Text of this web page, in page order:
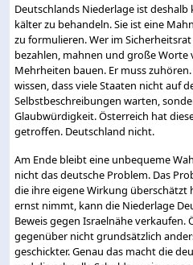
Deutschlands Niederlage ist
kälter zu behandeln. Sie ist eine
zu formulieren. Wer im
bezahlen, mahnen und große Worte
Mehrheiten bauen. Er muss
wissen, dass viele Staaten nicht auf
Selbstbeschreibungen warten,
Glaubwürdigkeit. Österreich hat
getroffen. Deutschland nicht.
Am Ende bleibt eine unbequeme
nicht das deutsche Problem. Das
die ihre eigene Wirkung überschätzt
ernst nimmt, kann die Niederlage
Beweis gegen Israelnähe verkaufen.
gegenüber nicht grundsätzlich
geschickter. Genau das macht die